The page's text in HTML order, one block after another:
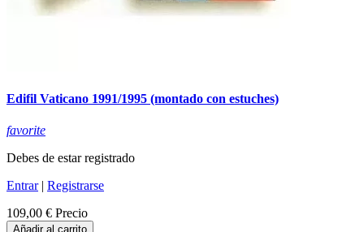
Edifil Vaticano 1991/1995 (montado con estuches)
favorite
Debes de estar registrado
Entrar| Registrarse
109,00 € Precio
Añadir al carrito